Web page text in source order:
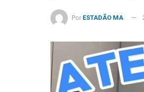
Por ESTADÃO MA